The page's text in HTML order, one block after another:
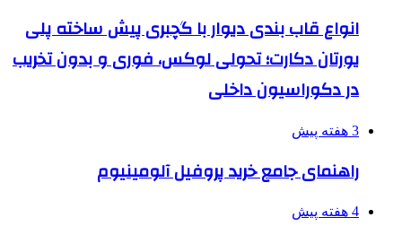
انواع قاب بندی دیوار با گچبری پیش ساخته پلی
یورتان دکارت؛ تحولی لوکس، فوری و بدون تخریب
در دکوراسیون داخلی
3 هفته پیش
راهنمای جامع خرید پروفیل آلومینیوم
4 هفته پیش